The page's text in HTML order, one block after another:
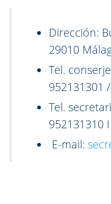
Dirección:
29010
Tel.
952131301
Tel.
952131310
E-mail: